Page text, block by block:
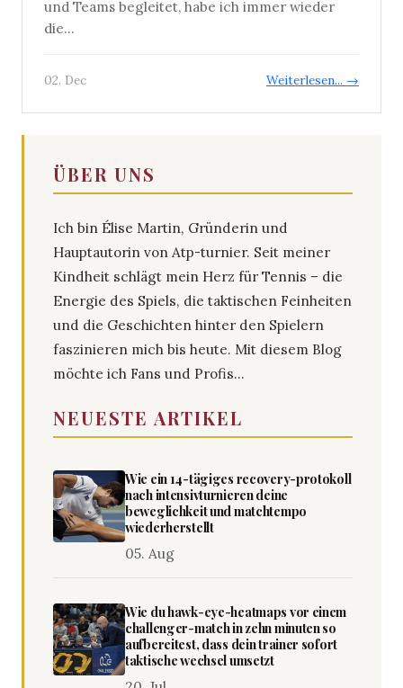
und Teams begleitet, habe ich immer wieder
die...
02. Dec Weiterlesen... →
ÜBER UNS
Ich bin Élise Martin, Gründerin und
Hauptautorin von Atp-turnier. Seit meiner
Kindheit schlägt mein Herz für Tennis – die
Energie des Spiels, die taktischen Feinheiten
und die Geschichten hinter den Spielern
faszinieren mich bis heute. Mit diesem Blog
möchte ich Fans und Profis...
NEUESTE ARTIKEL
Wie ein 14-tägiges recovery-protokoll
nach intensivturnieren deine
beweglichkeit und matchtempo
wiederherstellt
05. Aug
Wie du hawk-eye-heatmaps vor einem
challenger-match in zehn minuten so
aufbereitest, dass dein trainer sofort
taktische wechsel umsetzt